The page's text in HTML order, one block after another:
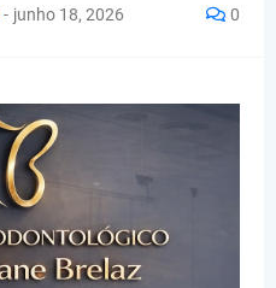
- junho 18, 2026 0